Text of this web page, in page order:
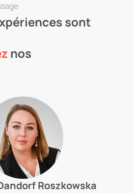
sont
nos
Roszkowska